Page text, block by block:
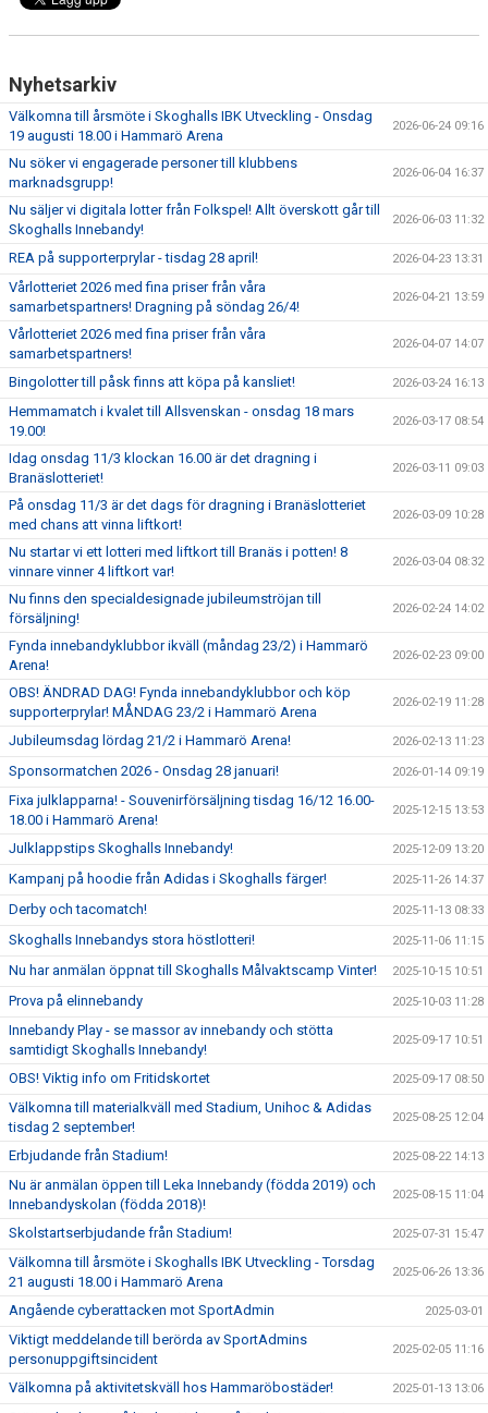
Nyhetsarkiv
Välkomna till årsmöte i Skoghalls IBK Utveckling - Onsdag
19 augusti 18.00 i Hammarö Arena
2026-06-24 09:16
Nu söker vi engagerade personer till klubbens
marknadsgrupp!
2026-06-04 16:37
Nu säljer vi digitala lotter från Folkspel! Allt överskott går till
Skoghalls Innebandy!
2026-06-03 11:32
REA på supporterprylar - tisdag 28 april! 2026-04-23 13:31
Vårlotteriet 2026 med fina priser från våra
samarbetspartners! Dragning på söndag 26/4!
2026-04-21 13:59
Vårlotteriet 2026 med fina priser från våra
samarbetspartners!
2026-04-07 14:07
Bingolotter till påsk finns att köpa på kansliet! 2026-03-24 16:13
Hemmamatch i kvalet till Allsvenskan - onsdag 18 mars
19.00!
2026-03-17 08:54
Idag onsdag 11/3 klockan 16.00 är det dragning i
Branäslotteriet!
2026-03-11 09:03
På onsdag 11/3 är det dags för dragning i Branäslotteriet
med chans att vinna liftkort!
2026-03-09 10:28
Nu startar vi ett lotteri med liftkort till Branäs i potten! 8
vinnare vinner 4 liftkort var!
2026-03-04 08:32
Nu finns den specialdesignade jubileumströjan till
försäljning!
2026-02-24 14:02
Fynda innebandyklubbor ikväll (måndag 23/2) i Hammarö
Arena!
2026-02-23 09:00
OBS! ÄNDRAD DAG! Fynda innebandyklubbor och köp
supporterprylar! MÅNDAG 23/2 i Hammarö Arena
2026-02-19 11:28
Jubileumsdag lördag 21/2 i Hammarö Arena! 2026-02-13 11:23
Sponsormatchen 2026 - Onsdag 28 januari! 2026-01-14 09:19
Fixa julklapparna! - Souvenirförsäljning tisdag 16/12 16.00-
18.00 i Hammarö Arena!
2025-12-15 13:53
Julklappstips Skoghalls Innebandy! 2025-12-09 13:20
Kampanj på hoodie från Adidas i Skoghalls färger! 2025-11-26 14:37
Derby och tacomatch! 2025-11-13 08:33
Skoghalls Innebandys stora höstlotteri! 2025-11-06 11:15
Nu har anmälan öppnat till Skoghalls Målvaktscamp Vinter! 2025-10-15 10:51
Prova på elinnebandy 2025-10-03 11:28
Innebandy Play - se massor av innebandy och stötta
samtidigt Skoghalls Innebandy!
2025-09-17 10:51
OBS! Viktig info om Fritidskortet 2025-09-17 08:50
Välkomna till materialkväll med Stadium, Unihoc & Adidas
tisdag 2 september!
2025-08-25 12:04
Erbjudande från Stadium! 2025-08-22 14:13
Nu är anmälan öppen till Leka Innebandy (födda 2019) och
Innebandyskolan (födda 2018)!
2025-08-15 11:04
Skolstartserbjudande från Stadium! 2025-07-31 15:47
Välkomna till årsmöte i Skoghalls IBK Utveckling - Torsdag
21 augusti 18.00 i Hammarö Arena
2025-06-26 13:36
Angående cyberattacken mot SportAdmin 2025-03-01
Viktigt meddelande till berörda av SportAdmins
personuppgiftsincident
2025-02-05 11:16
Välkomna på aktivitetskväll hos Hammaröbostäder! 2025-01-13 13:06